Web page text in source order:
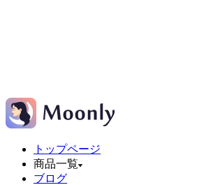
トップページ
商品一覧
ブログ